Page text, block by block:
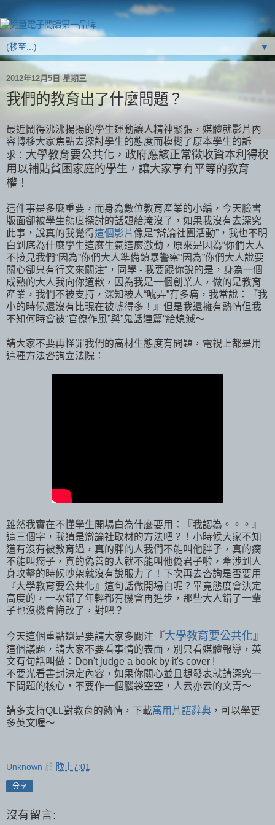
▼
2012年12月5日 星期三
我們的教育出了什麼問題？
最近鬧得沸沸揚揚的學生運動讓人精神緊張，媒體就影片內
容轉移大家焦點去探討學生的態度而模糊了原本學生的訴
求： 大學教育要公共化，政府應該正常徵收資本利得稅
用以補貼貧困家庭的學生，讓大家享有平等的教育
權！
這件事是多麼重要，而身為數位教育產業的小編，今天臉書
版面卻被學生態度探討的話題給淹沒了，如果我沒有去深究
此事，說真的我覺得這個影片像是“辯論社團活動”，我也不明
白到底為什麼學生這麼生氣這麼激動，原來是因為“你們大人
不接見我們“因為”你們大人準備鎮暴警察“因為”你們大人說要
關心卻只有行文來關注“，同學 - 我要跟你說的是，身為一個
成熟的大人我向你道歉，因為我是一個創業人，做的是教育
產業，我們不被支持，深知被人“唬弄”有多痛，我常說：『我
小的時候還沒有比現在被唬得多！』但是我還擁有熱情但我
不知何時會被“官僚作風”與”鬼話連篇“給熄滅～
請大家不要再怪罪我們的高材生態度有問題，電視上都是用
這種方法咨詢立法院：
雖然我實在不懂學生開場白為什麼要用：『我認為。。。』
這三個字，我猜是辯論社取材的方法吧？！小時候大家不知
道有沒有被教育過，真的胖的人我們不能叫他胖子，真的瘸
不能叫瘸子，真的偽善的人就不能叫他偽君子啦，牽涉到人
身攻擊的時候吵架就沒有說服力了！下次再去咨詢是否要用
『大學教育要公共化』這句話做開場白呢？畢竟態度會決定
高度的，一次錯了年輕都有機會再進步，那些大人錯了一輩
子也沒機會悔改了，對吧？
今天這個重點還是要請大家多關注 『大學教育要公共化 』
這個議題，請大家不要看事情的表面，別只看媒體報導，英
文有句話叫做：Don't judge a book by it's cover !
不要光看書封決定內容，如果你關心並且想發表就請深究一
下問題的核心，不要作一個腦袋空空，人云亦云的文青～
請多支持QLL對教育的熱情，下載萬用片語辭典 ，可以學更
多英文喔～
Unknown 於 晚上7:01
分享
沒有留言: